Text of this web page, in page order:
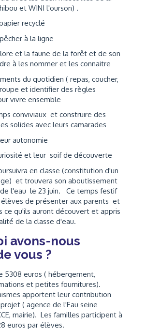
et WINI l'ourson) .
recyclé
à la ligne
et la faune de la forêt et de son
à les nommer et les connaitre
du quotidien ( repas, coucher,
et identifier des règles
vivre ensemble
conviviaux et construire des
solides avec leurs camarades
autonomie
et leur soif de découverte
en classe (constitution d'un
et trouvera son aboutissement
l'eau le 23 juin. Ce temps festif
de présenter aux parents et
ce qu'ils auront découvert et appris
de la classe d'eau.
avons-nous
vous ?
5308 euros ( hébergement,
et petites fournitures).
apportent leur contribution
( agence de l'Eau seine
mairie). Les familles participent à
euros par élèves.